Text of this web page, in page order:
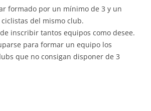
formado por un mínimo de 3 y un
del mismo club.
inscribir tantos equipos como desee.
para formar un equipo los
que no consigan disponer de 3